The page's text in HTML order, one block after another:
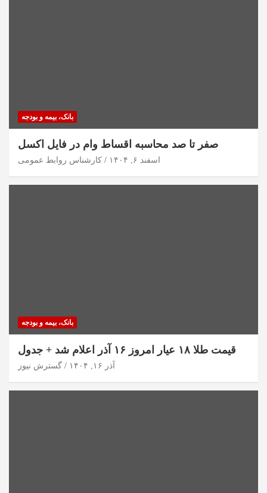
بانک، بیمه و بودجه
صفر تا صد محاسبه اقساط وام در فایل اکسل
اسفند ۶, ۱۴۰۴ کارشناس روابط عمومی
بانک، بیمه و بودجه
قیمت طلا ۱۸ عیار امروز ۱۶ آذر اعلام شد + جدول
آذر ۱۶, ۱۴۰۴ گسترش نیوز